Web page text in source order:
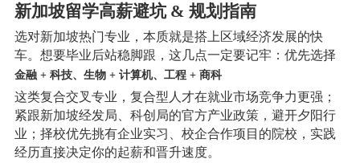
新加坡留学高薪避坑 & 规划指南
选对新加坡热门专业，本质就是搭上区域经济发展的快
车。想要毕业后站稳脚跟，这几点一定要记牢：优先选择
金融 + 科技、生物 + 计算机、工程 + 商科
这类复合交叉专业，复合型人才在就业市场竞争力更强；
紧跟新加坡经发局、科创局的官方产业政策，避开夕阳行
业；择校优先挑有企业实习、校企合作项目的院校，实践
经历直接决定你的起薪和晋升速度。